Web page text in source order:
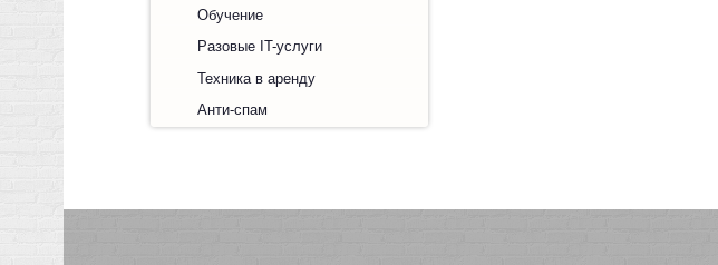
Обучение
Разовые IT-услуги
Техника в аренду
Анти-спам